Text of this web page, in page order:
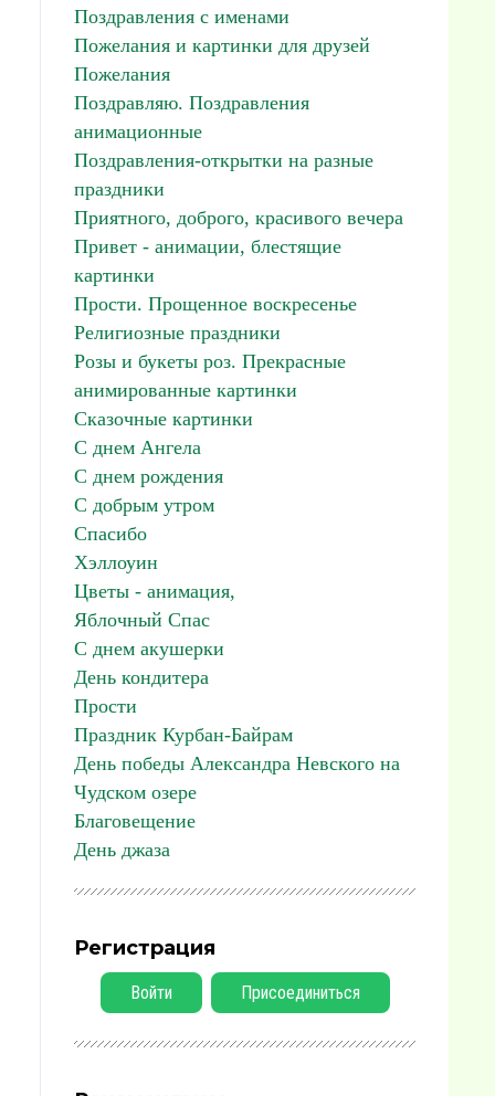
Поздравления с именами
Пожелания и картинки для друзей
Пожелания
Поздравляю. Поздравления
анимационные
Поздравления-открытки на разные
праздники
Приятного, доброго, красивого вечера
Привет - анимации, блестящие
картинки
Прости. Прощенное воскресенье
Религиозные праздники
Розы и букеты роз. Прекрасные
анимированные картинки
Сказочные картинки
С днем Ангела
С днем рождения
С добрым утром
Спасибо
Хэллоуин
Цветы - анимация,
Яблочный Спас
С днем акушерки
День кондитера
Прости
Праздник Курбан-Байрам
День победы Александра Невского на
Чудском озере
Благовещение
День джаза
Регистрация
Войти Присоединиться